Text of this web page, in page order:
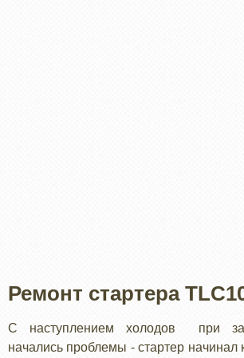
Ремонт стартера
С наступлением холодов при
начались проблемы - стартер начинал